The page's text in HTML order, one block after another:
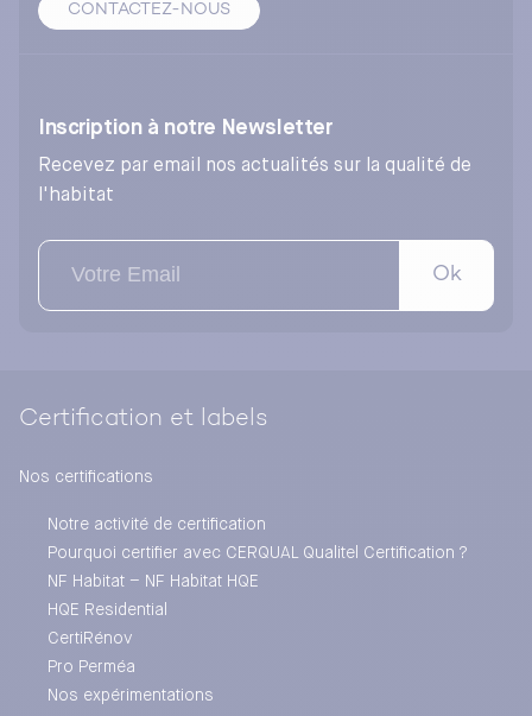
CONTACTEZ-NOUS
Inscription à notre Newsletter
Recevez par email nos actualités sur la qualité de
l'habitat
Ok
Certification et labels
Nos certifications
Notre activité de certification
Pourquoi certifier avec CERQUAL Qualitel Certification ?
NF Habitat – NF Habitat HQE
HQE Residential
CertiRénov
Pro Perméa
Nos expérimentations